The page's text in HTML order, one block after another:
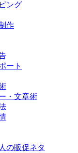
ング
作
ート
・文章術
の販促ネタ